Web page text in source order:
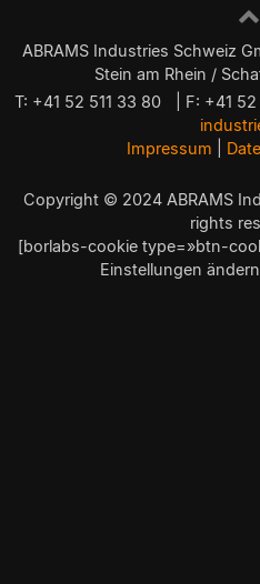
ABRAMS Industries Schweiz
Stein am Rhein /
T: +41 52 511 33 80 | F: +41 52
Impressum
Copyright © 2024 ABRAMS
rights
[borlabs-cookie type=»btn-
Einstellungen